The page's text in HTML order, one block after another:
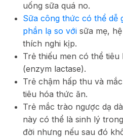
uống sữa quá no.
Sữa công thức có thể dễ
phần lạ so với sữa mẹ,
thích nghi kịp.
Trẻ thiếu men có thể
(enzym lactase).
Trẻ chậm hấp thu và
tiêu hóa thức ăn.
Trẻ mắc trào ngược dạ
này có thể là sinh lý
đời nhưng nếu sau đó